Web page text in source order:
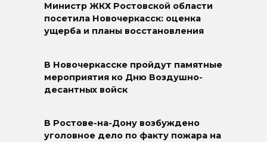
Министр ЖКХ Ростовской области
посетила Новочеркасск: оценка
ущерба и планы восстановления
В Новочеркасске пройдут памятные
мероприятия ко Дню Воздушно-
десантных войск
В Ростове-на-Дону возбуждено
уголовное дело по факту пожара на